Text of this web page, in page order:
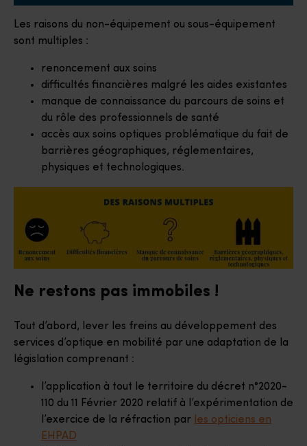
Les raisons du non-équipement ou sous-équipement
sont multiples :
renoncement aux soins
difficultés financières malgré les aides existantes
manque de connaissance du parcours de soins et
du rôle des professionnels de santé
accès aux soins optiques problématique du fait de
barrières géographiques, réglementaires,
physiques et technologiques.
Ne restons pas immobiles !
Tout d’abord, lever les freins au développement des
services d’optique en mobilité par une adaptation de la
législation comprenant :
l’application à tout le territoire du décret n°2020-
110 du 11 Février 2020 relatif à l’expérimentation de
l’exercice de la réfraction par les opticiens en
EHPAD